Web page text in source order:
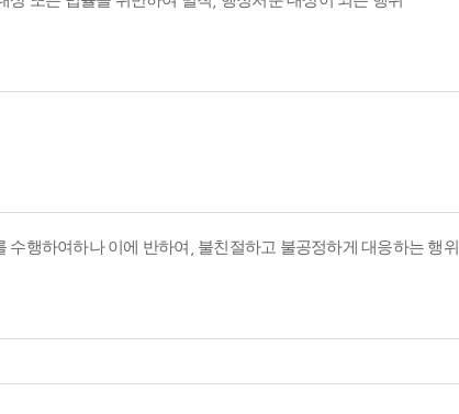
행하여하나 이에 반하여, 불친절하고 불공정하게 대응하는 행위